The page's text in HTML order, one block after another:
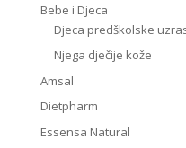
Bebe i Djeca
Djeca predškolske
Njega dječije kože
Amsal
Dietpharm
Essensa Natural